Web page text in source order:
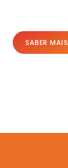
SABER MAIS